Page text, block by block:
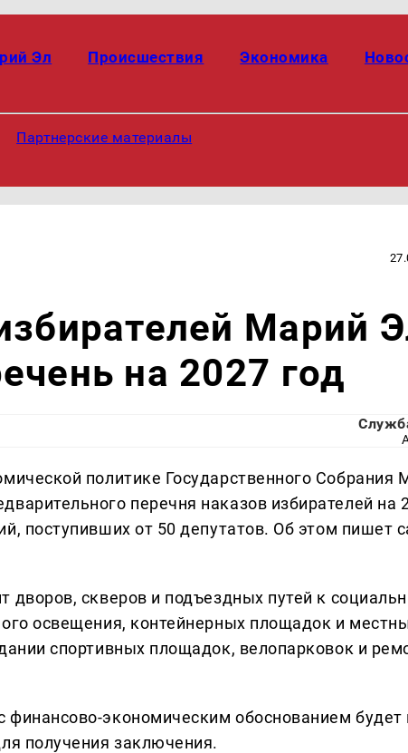
Эл Происшествия Экономика
Партнерские материалы
Марий
на 2027 год
политике Государственного Собрания
перечня наказов избирателей на
поступивших от 50 депутатов. Об этом пишет
дворов, скверов и подъездных путей к
освещения, контейнерных площадок и
спортивных площадок, велопарковок и
экономическим обоснованием будет
получения заключения.